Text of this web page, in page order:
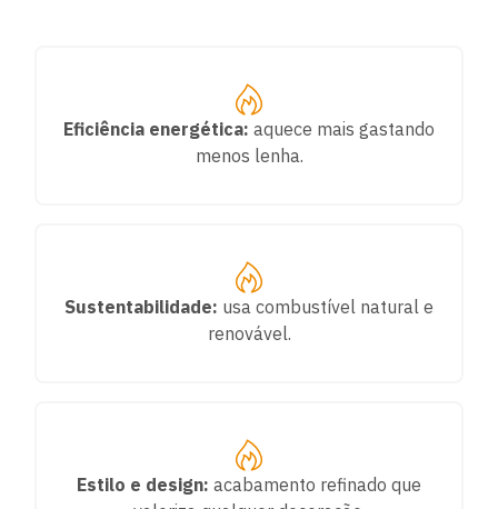
Eficiência energética: aquece mais gastando
menos lenha.
Sustentabilidade: usa combustível natural e
renovável.
Estilo e design: acabamento refinado que